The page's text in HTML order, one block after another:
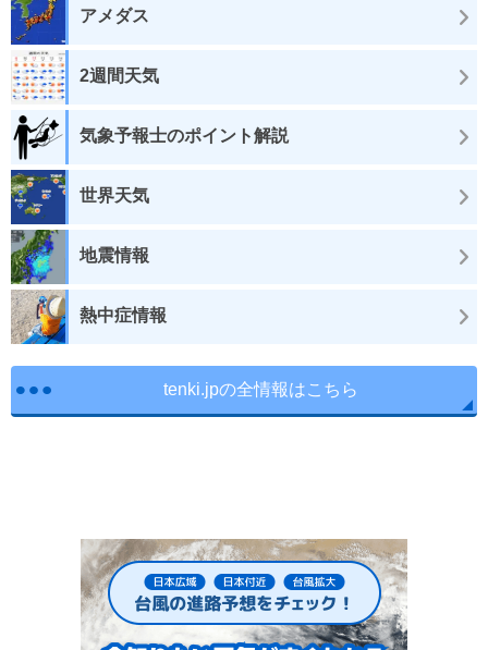
アメダス
2週間天気
気象予報士のポイント解説
世界天気
地震情報
熱中症情報
tenki.jpの全情報はこちら